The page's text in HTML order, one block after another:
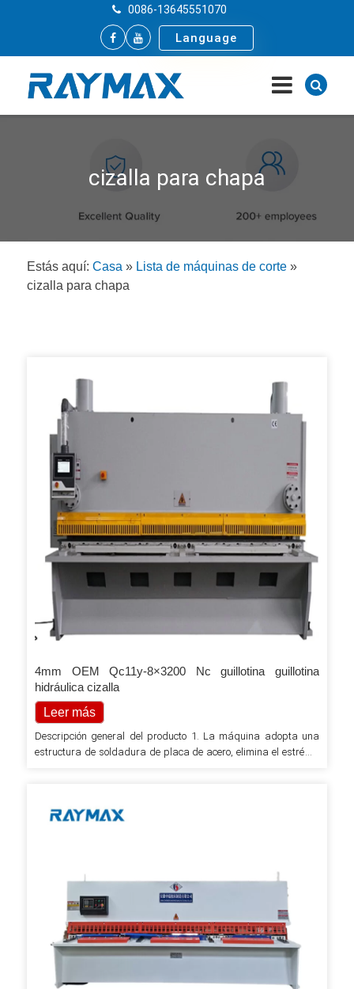
0086-13645551070
Language
cizalla para chapa
Estás aquí: Casa » Lista de máquinas de corte »
cizalla para chapa
4mm OEM Qc11y-8×3200 Nc guillotina guillotina
hidráulica cizalla
Leer más
Descripción general del producto 1. La máquina adopta una
estructura de soldadura de placa de acero, elimina el estrés a
calidad de corte. 3. Transmisión hidráulica, cilindro